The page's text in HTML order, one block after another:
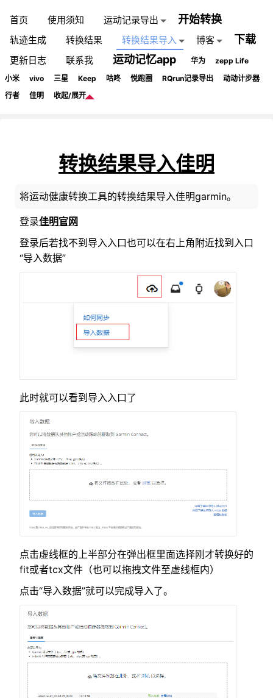
首页 使用须知 运动记录导出 开始转换
轨迹生成 转换结果 转换结果导入 博客 下载
更新日志 联系我 运动记忆app 华为
zepp Life
小米
vivo 三星 Keep 咕咚 悦跑圈 RQrun记录导出
动动计步器
行者
佳明 收起/展开
转换结果导入佳明
将运动健康转换工具的转换结果导入佳明garmin。
登录佳明官网
登录后若找不到导入入口也可以在右上角附近找到入口
“导入数据”
此时就可以看到导入入口了
点击虚线框的上半部分在弹出框里面选择刚才转换好的
fit或者tcx文件（也可以拖拽文件至虚线框内）
点击“导入数据”就可以完成导入了。